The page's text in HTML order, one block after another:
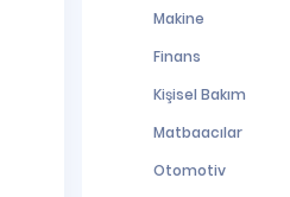
Makine
Finans
Kişisel Bakım
Matbaacılar
Otomotiv